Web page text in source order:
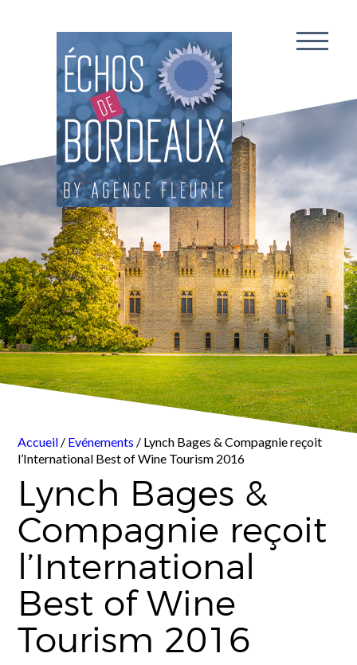
Accueil / Evénements / Lynch Bages & Compagnie reçoit
l’International Best of Wine Tourism 2016
Lynch Bages &
Compagnie reçoit
l’International
Best of Wine
Tourism 2016